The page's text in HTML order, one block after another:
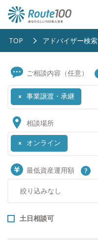
TOP アドバイザー検索
ご相談内容（任意）
× 事業譲渡・承継
相談場所
× オンライン
最低資産運用額
土日相談可